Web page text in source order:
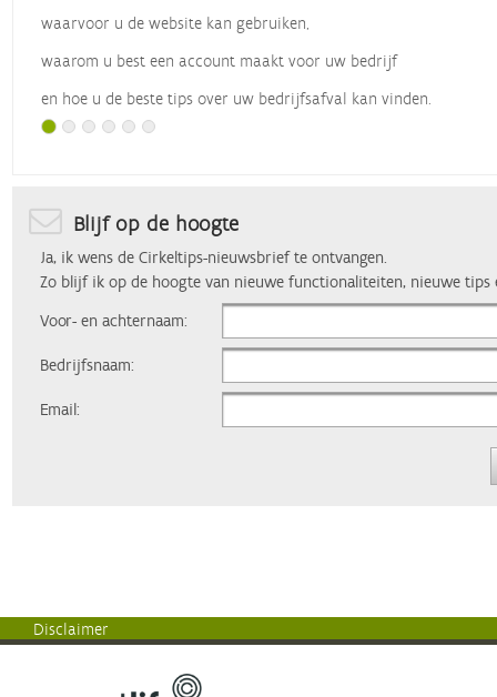
waarvoor u de website kan gebruiken,
waarom u best een account maakt voor uw bedrijf
en hoe u de beste tips over uw bedrijfsafval kan vinden.
Blijf op de hoogte
Ja, ik wens de Cirkeltips-nieuwsbrief te ontvangen.
Zo blijf ik op de hoogte van nieuwe functionaliteiten, nieuwe tips
Voor- en achternaam:
Bedrijfsnaam:
Email:
Disclaimer